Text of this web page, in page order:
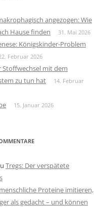
angezogen: Wie
Hause finden
31. Mai 2026
Königskinder-Problem
Februar 2026
Stoffwechsel mit dem
zu tun hat
14. Februar
15. Januar 2026
Tregs: Der verspätete
Proteine imitieren,
als gedacht – und können